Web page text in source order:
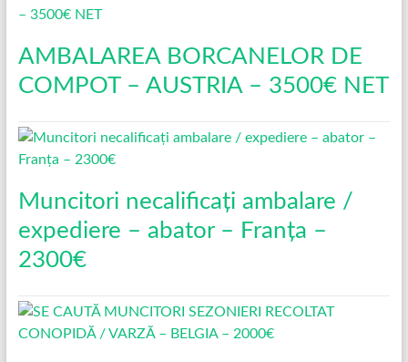
AMBALAREA BORCANELOR DE
COMPOT – AUSTRIA – 3500€ NET
Muncitori necalificați ambalare /
expediere – abator – Franța –
2300€